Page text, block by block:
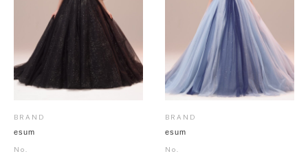
BRAND
esum
No.
BRAND
esum
No.